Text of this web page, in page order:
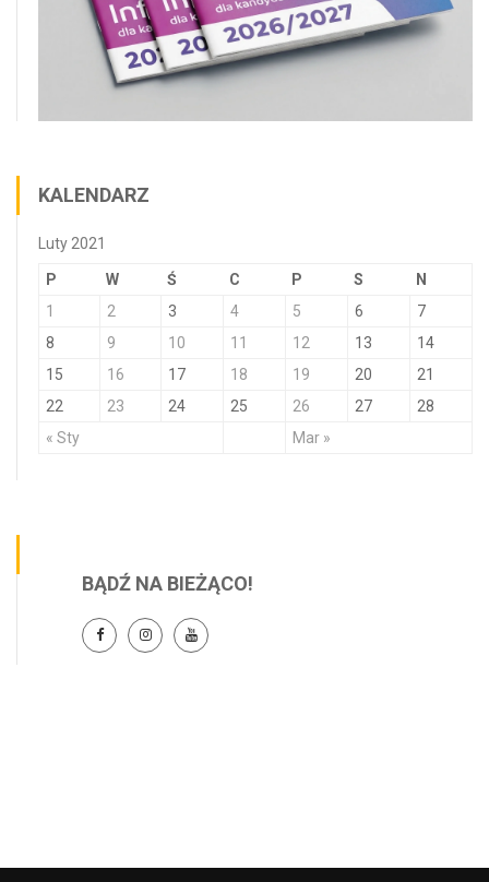
KALENDARZ
Luty 2021
P W Ś C P S N
« Sty Mar »
1 2 3 4 5 6
7
8
9 10 11 12 13
14
15
16 17 18 19 20
21
22
23 24 25 26 27 28
BĄDŹ NA BIEŻĄCO!